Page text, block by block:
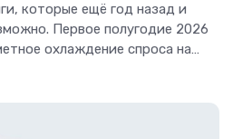
которые ещё год назад и
Первое полугодие 2026
охлаждение спроса на